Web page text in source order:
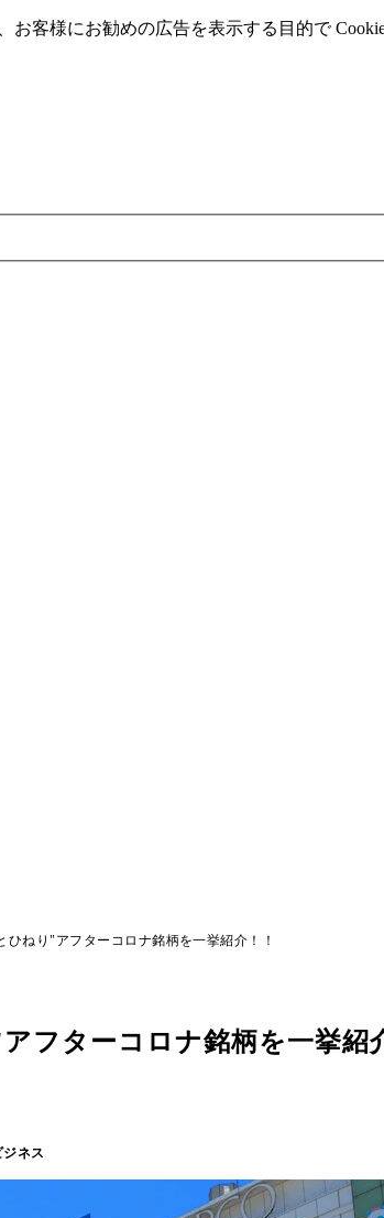
客様にお勧めの広告を表⽰する⽬的で
ねり"アフターコロナ銘柄を一挙紹介！！
フターコロナ銘柄を一挙紹
ネス